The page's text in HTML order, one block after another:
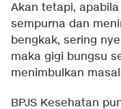
Akan tetapi,
sempurna dan
bengkak, sering
maka gigi bungsu
menimbulkan
BPJS Kesehatan